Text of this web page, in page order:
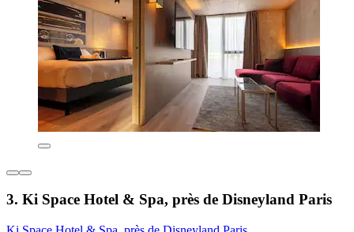
3. Ki Space Hotel & Spa, près de Disneyland Paris